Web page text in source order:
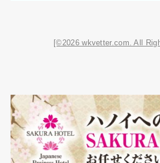
[©2026 wkvetter.com. All